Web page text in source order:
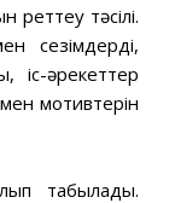
реттеу тәсілі.
сезімдерді,
іс-әрекеттер
мотивтерін
табылады.